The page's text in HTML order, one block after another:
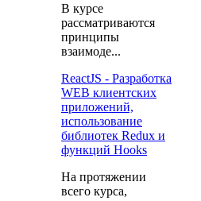
В курсе
рассматриваются
принципы
взаимоде...
ReactJS - Разработка
WEB клиентских
приложений,
использование
библиотек Redux и
функций Hooks
На протяжении
всего курса,